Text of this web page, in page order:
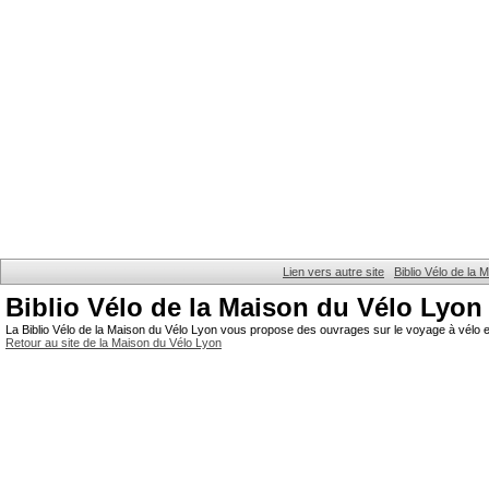
Lien vers autre site Biblio Vélo de la
Biblio Vélo de la Maison du Vélo Lyon
La Biblio Vélo de la Maison du Vélo Lyon vous propose des ouvrages sur le voyage à
Retour au site de la Maison du Vélo Lyon